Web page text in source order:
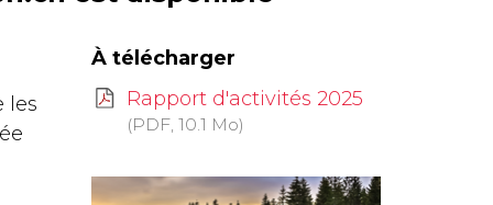
les
À télécharger
Rapport d'activités 2025
(PDF, 10.1 Mo)